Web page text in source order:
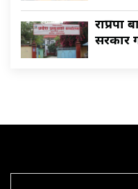
राप्रपा
सरकार